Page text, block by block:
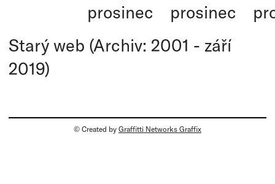
prosinec
prosinec
Starý web (Archiv: 2001 - září
2019)
© Created by Graffitti Networks Graffix